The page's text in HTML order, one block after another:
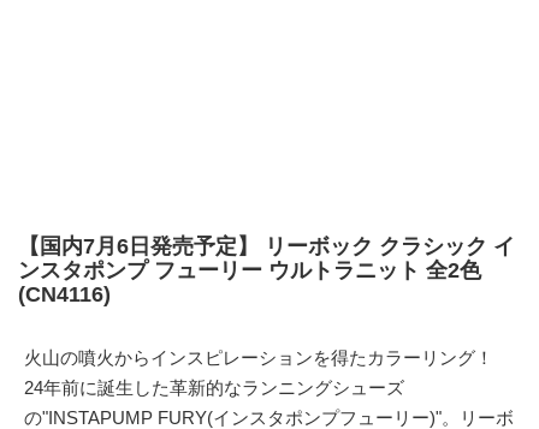
【国内7月6日発売予定】 リーボック クラシック イ
ンスタポンプ フューリー ウルトラニット 全2色
(CN4116)
火山の噴火からインスピレーションを得たカラーリング！
24年前に誕生した革新的なランニングシューズ
の"INSTAPUMP FURY(インスタポンプフューリー)"。リーボ